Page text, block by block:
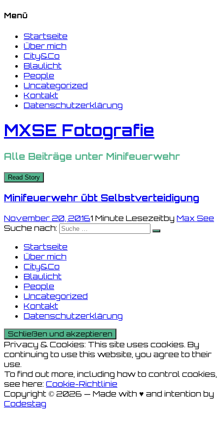
Menü
Startseite
Über mich
City&Co
Blaulicht
People
Uncategorized
Kontakt
Datenschutzerklärung
MXSE Fotografie
Alle Beiträge unter Minifeuerwehr
Read Story
Minifeuerwehr übt Selbstverteidigung
November 20, 20161 Minute Lesezeitby Max See
Suche nach:
Startseite
Über mich
City&Co
Blaulicht
People
Uncategorized
Kontakt
Datenschutzerklärung
Privacy & Cookies: This site uses cookies. By
continuing to use this website, you agree to their
use.
To find out more, including how to control cookies,
see here: Cookie-Richtlinie
Copyright © 2026 — Made with ♥ and intention by
Codestag